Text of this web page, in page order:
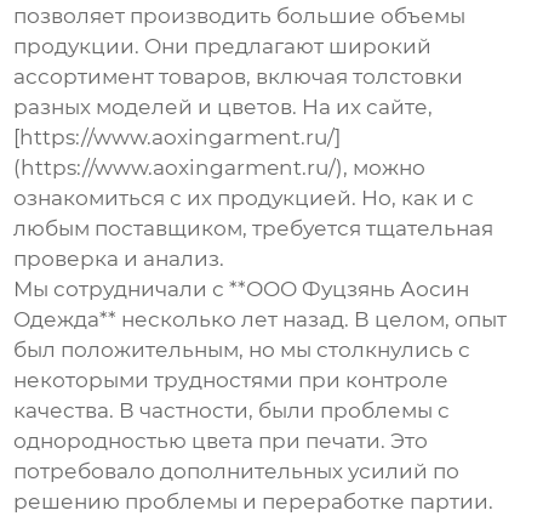
позволяет производить большие объемы
продукции. Они предлагают широкий
ассортимент товаров, включаятолстовки
разных моделей и цветов. На их сайте,
[https://www.aoxingarment.ru/]
(https://www.aoxingarment.ru/), можно
ознакомиться с их продукцией. Но, как и с
любым поставщиком, требуется тщательная
проверка и анализ.
Мы сотрудничали с **ООО Фуцзянь Аосин
Одежда** несколько лет назад. В целом, опыт
был положительным, но мы столкнулись с
некоторыми трудностями при контроле
качества. В частности, были проблемы с
однородностью цвета при печати. Это
потребовало дополнительных усилий по
решению проблемы и переработке партии.